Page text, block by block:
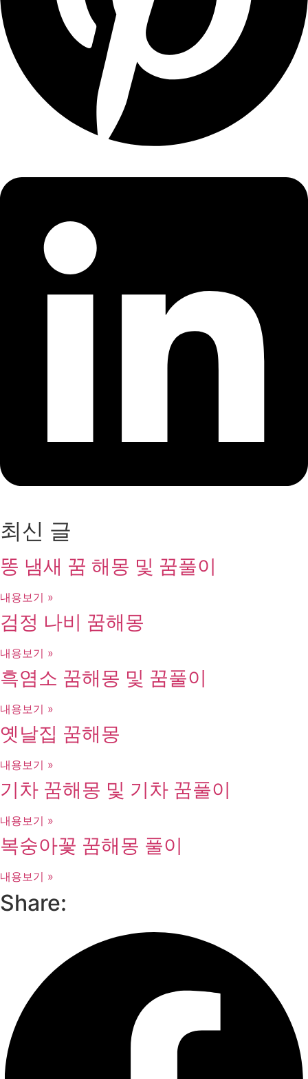
최신 글
똥 냄새 꿈 해몽 및 꿈풀이
내용보기 »
검정 나비 꿈해몽
내용보기 »
흑염소 꿈해몽 및 꿈풀이
내용보기 »
옛날집 꿈해몽
내용보기 »
기차 꿈해몽 및 기차 꿈풀이
내용보기 »
복숭아꽃 꿈해몽 풀이
내용보기 »
Share: